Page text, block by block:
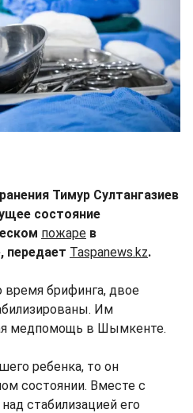
Тимур Султангазиев
состояние
пожаре в
передает Taspanews.kz.
брифинга, двое
Им
медпомощь в Шымкенте.
ребенка, то он
состоянии. Вместе с
стабилизацией его